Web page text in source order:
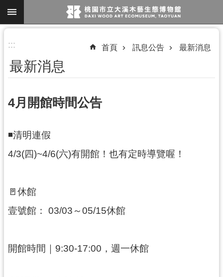
跳到主要內容區塊
搜
尋
參
觀
資
覽
便
務
::: 首頁 訊息公告 最新消息
最新消息
4月開館時間公告
◾️清明連假
4/3(四)~4/6(六)有開館！也有定時導覽喔！
🚪休館
壹號館： 03/03～05/15休館
開館時間｜9:30-17:00，週一休館